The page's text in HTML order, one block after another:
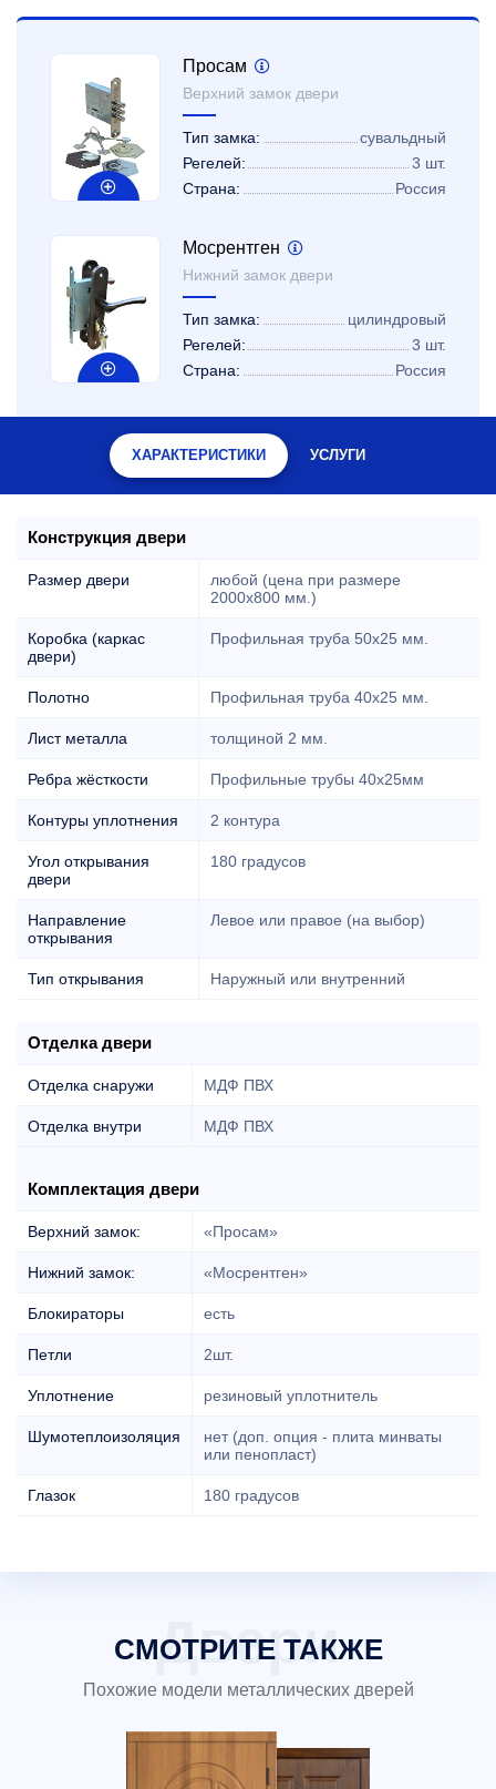
Просам
Верхний замок двери
Тип замка:
сувальдный
Регелей:
3 шт.
Страна:
Россия
Мосрентген
Нижний замок двери
Тип замка:
цилиндровый
Регелей:
3 шт.
Страна:
Россия
ХАРАКТЕРИСТИКИ УСЛУГИ
Конструкция двери
Размер двери
любой (цена при размере
2000x800 мм.)
Коробка (каркас
двери)
Профильная труба 50х25 мм.
Полотно Профильная труба 40х25 мм.
Лист металла толщиной 2 мм.
Ребра жёсткости Профильные трубы 40х25мм
Контуры уплотнения 2 контура
Угол открывания
двери
180 градусов
Направление
открывания
Левое или правое (на выбор)
Тип открывания Наружный или внутренний
Отделка двери
Отделка снаружи МДФ ПВХ
Отделка внутри МДФ ПВХ
Комплектация двери
Верхний замок: «Просам»
Нижний замок: «Мосрентген»
Блокираторы есть
Петли 2шт.
Уплотнение резиновый уплотнитель
Шумотеплоизоляция
нет (доп. опция - плита минваты
или пенопласт)
Глазок 180 градусов
СМОТРИТЕ ТАКЖЕ
Похожие модели металлических дверей